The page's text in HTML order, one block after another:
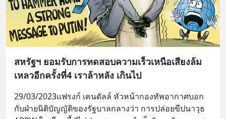
สหรัฐฯ ยอมรับการทดสอบความเร็วเหนือเสียงล้ม
เหลวอีกครั้งที่4 เราล้าหลัง เกินไป
29/03/2023แฟรงก์ เคนดัลล์ หัวหน้ากองทัพอากาศบอก
กับฝ่ายนิติบัญญัติของรัฐบาลกลางว่า การปล่อยขีปนาวุธ